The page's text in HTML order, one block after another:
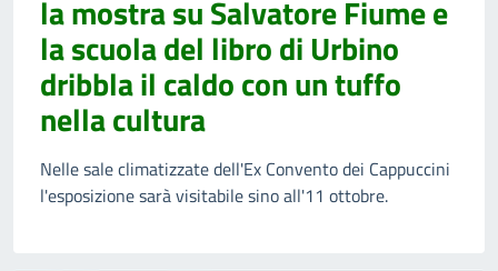
la mostra su Salvatore Fiume e
la scuola del libro di Urbino
dribbla il caldo con un tuffo
nella cultura
Nelle sale climatizzate dell'Ex Convento dei Cappuccini
l'esposizione sarà visitabile sino all'11 ottobre.